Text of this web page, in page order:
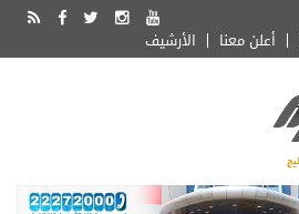
الأرشيف أعلن معنا